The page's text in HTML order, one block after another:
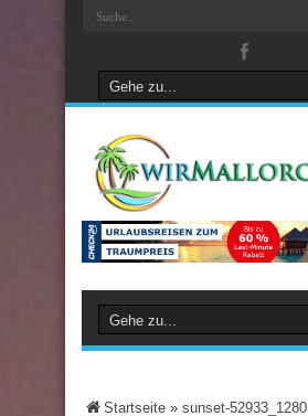
Startseite » sunset-52933_1280